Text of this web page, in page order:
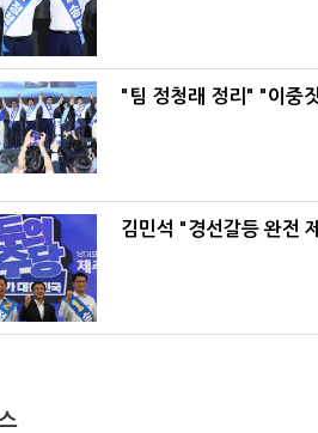
"팀 정청래 정리" "이중
김민석 "경선갈등 완전